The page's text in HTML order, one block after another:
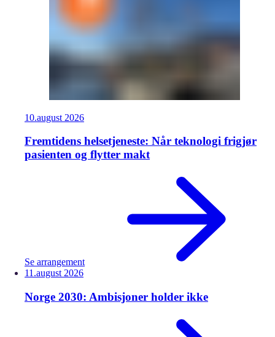
10.august 2026
Fremtidens helsetjeneste: Når teknologi frigjør
pasienten og flytter makt
Se arrangement
11.august 2026
Norge 2030: Ambisjoner holder ikke